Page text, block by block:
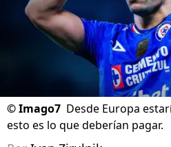
©Imago7 Desde Europa
esto es lo que deberían pagar.